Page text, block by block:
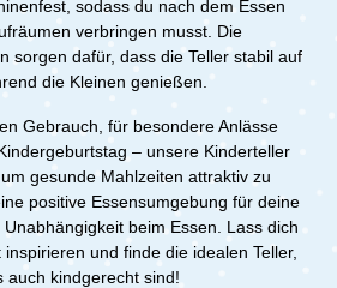
sodass du nach dem Essen
verbringen musst. Die
sorgen dafür, dass die Teller stabil auf
die Kleinen genießen.
Gebrauch, für besondere Anlässe
– unsere Kinderteller
gesunde Mahlzeiten attraktiv zu
positive Essensumgebung für deine
beim Essen. Lass dich
und finde die idealen Teller,
auch kindgerecht sind!